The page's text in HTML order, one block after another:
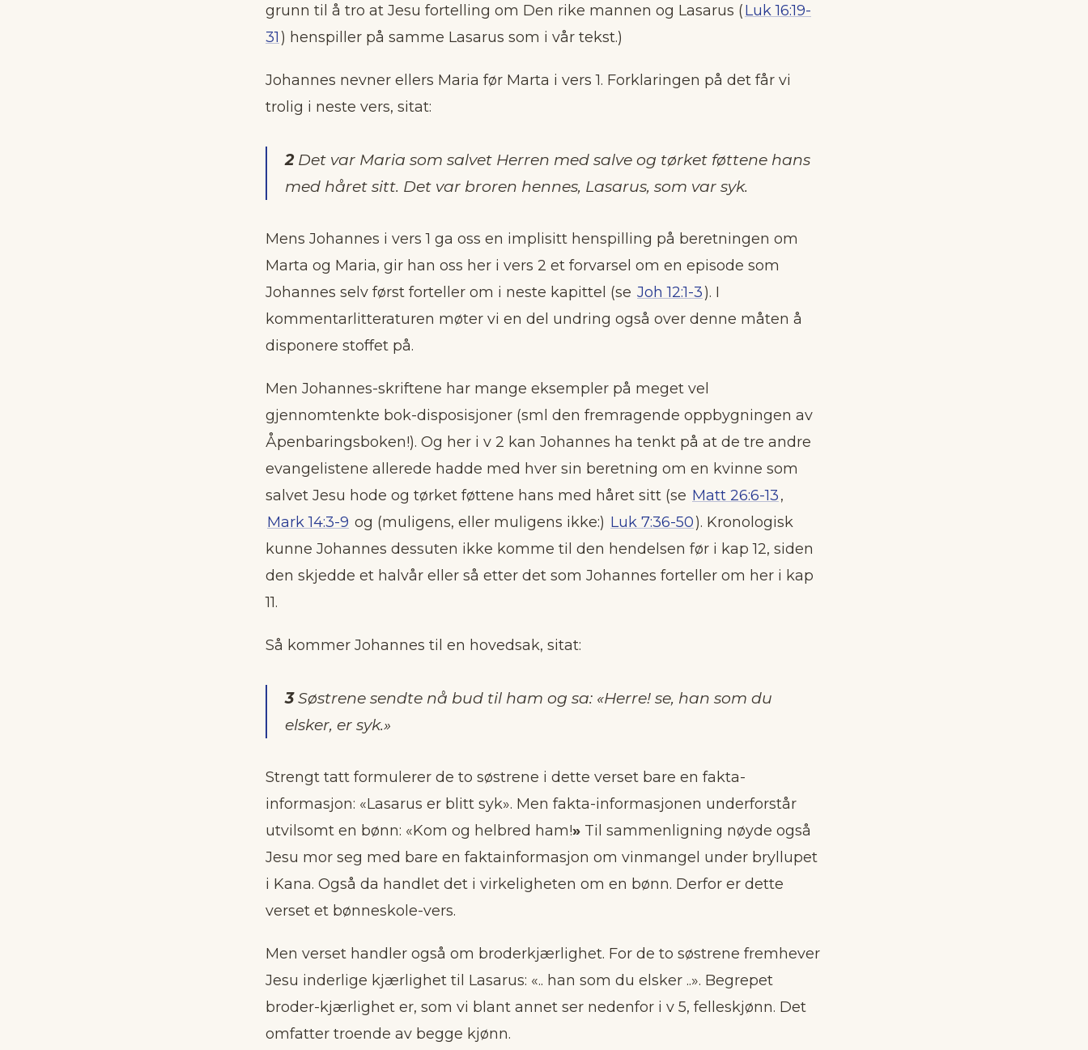
grunn til å tro at Jesu fortelling om Den rike mannen og Lasarus (Luk 16:19-
31 ) henspiller på samme Lasarus som i vår tekst.)
Johannes nevner ellers Maria før Marta i vers 1. Forklaringen på det får vi
trolig i neste vers, sitat:
2Det var Maria som salvet Herren med salve og tørket føttene hans
med håret sitt. Det var broren hennes, Lasarus, som var syk.
Mens Johannes i vers 1 ga oss en implisitt henspilling på beretningen om
Marta og Maria, gir han oss her i vers 2 et forvarsel om en episode som
Johannes selv først forteller om i neste kapittel (se Joh 12:1-3). I
kommentarlitteraturen møter vi en del undring også over denne måten å
disponere stoffet på.
Men Johannes-skriftene har mange eksempler på meget vel
gjennomtenkte bok-disposisjoner (sml den fremragende oppbygningen av
Åpenbaringsboken!). Og her i v 2 kan Johannes ha tenkt på at de tre andre
evangelistene allerede hadde med hver sin beretning om en kvinne som
salvet Jesu hode og tørket føttene hans med håret sitt (se Matt 26:6-13,
Mark 14:3-9 og (muligens, eller muligens ikke:) Luk 7:36-50). Kronologisk
kunne Johannes dessuten ikke komme til den hendelsen før i kap 12, siden
den skjedde et halvår eller så etter det som Johannes forteller om her i kap
11.
Så kommer Johannes til en hovedsak, sitat:
3Søstrene sendte nå bud til ham og sa: «Herre! se, han som du
elsker, er syk.»
Strengt tatt formulerer de to søstrene i dette verset bare en fakta-
informasjon: «Lasarus er blitt syk». Men fakta-informasjonen underforstår
utvilsomt en bønn: «Kom og helbred ham!» Til sammenligning nøyde også
Jesu mor seg med bare en faktainformasjon om vinmangel under bryllupet
i Kana. Også da handlet det i virkeligheten om en bønn. Derfor er dette
verset et bønneskole-vers.
Men verset handler også om broderkjærlighet. For de to søstrene fremhever
Jesu inderlige kjærlighet til Lasarus: «.. han som du elsker ..». Begrepet
broder-kjærlighet er, som vi blant annet ser nedenfor i v 5, felleskjønn. Det
omfatter troende av begge kjønn.